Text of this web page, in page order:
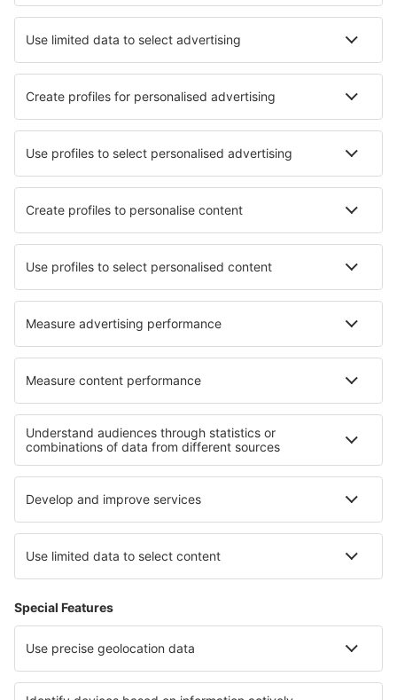
Unterkunft in Leuven Unterkunft in Vleteren
Unterkunft in Boom Unterkunft in Modave
Die besten Unterkünfte - Städte
Unterkunft in Torreglia Unterkunft in Ghasera
Unterkunft in Schimatari Unterkunft in Denman Island
Unterkunft in Champex Unterkunft in Aquileia
Unterkunft in Sjundeå Unterkunft in Mékambo
Die besten Unterkünfte - Regionen
Unterkunft in Flanders Unterkunft in Belgien
Unterkunft in Gabrovo
Unterkunft in Kings Canyon National Park
Unterkunft in Ismailia Unterkunft auf Südpeloponnes
Unterkunft in Costa Norte